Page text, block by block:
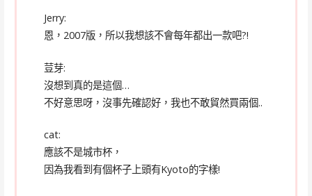
Jerry:
恩，2007版，所以我想該不會每年都出一款吧?!
荳芽:
沒想到真的是這個…
不好意思呀，沒事先確認好，我也不敢貿然買兩個..
cat:
應該不是城市杯，
因為我看到有個杯子上頭有Kyoto的字樣!